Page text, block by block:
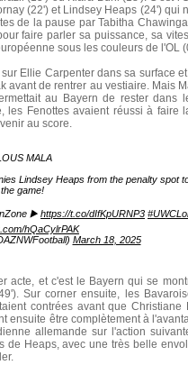
(22') et Lindsey Heaps (24') qui
de la pause par Tabitha
faire parler sa puissance, sa
sous les couleurs de l'OL
Ellie Carpenter dans sa surface
avant de rentrer au vestiaire. Mais
au Bayern de rester dans
les Fenottes avaient réussi à faire
au score.
MALA
Lindsey Heaps from the penalty spot
game!
▶️ https://t.co/dIfKpURNP3
hQaCylrPAK
March 18, 2025
acte, et c'est le Bayern qui se
Sur corner ensuite, les
contrées avant que Christiane
ensuite être complètement à
allemande sur l'action
de Heaps, avec une très belle